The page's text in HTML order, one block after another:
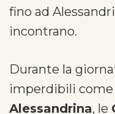
fino ad
incontrano.
Durante la
imperdibili come
Alessandrina, le